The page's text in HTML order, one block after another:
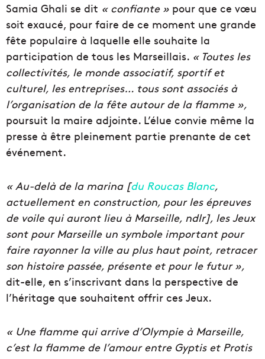
Samia Ghali se dit « confiante » pour que ce vœu
soit exaucé, pour faire de ce moment une grande
fête populaire à laquelle elle souhaite la
participation de tous les Marseillais. « Toutes les
collectivités, le monde associatif, sportif et
culturel, les entreprises… tous sont associés à
l’organisation de la fête autour de la flamme »,
poursuit la maire adjointe. L’élue convie même la
presse à être pleinement partie prenante de cet
événement.
« Au-delà de la marina [du Roucas Blanc,
actuellement en construction, pour les épreuves
de voile qui auront lieu à Marseille, ndlr], les Jeux
sont pour Marseille un symbole important pour
faire rayonner la ville au plus haut point, retracer
son histoire passée, présente et pour le futur »,
dit-elle, en s’inscrivant dans la perspective de
l’héritage que souhaitent offrir ces Jeux.
« Une flamme qui arrive d’Olympie à Marseille,
c’est la flamme de l’amour entre Gyptis et Protis